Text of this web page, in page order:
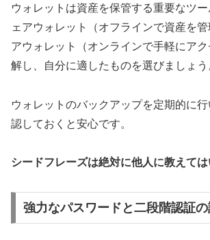
ウォレットは資産を保管する重要なツ
ェアウォレット（オフラインで資産を
アウォレット（オンラインで手軽にア
解し、自分に適したものを選びましょう
ウォレットのバックアップを定期的に
認しておくと安心です。
シードフレーズは絶対に他人に教えては
強力なパスワードと二段階認証